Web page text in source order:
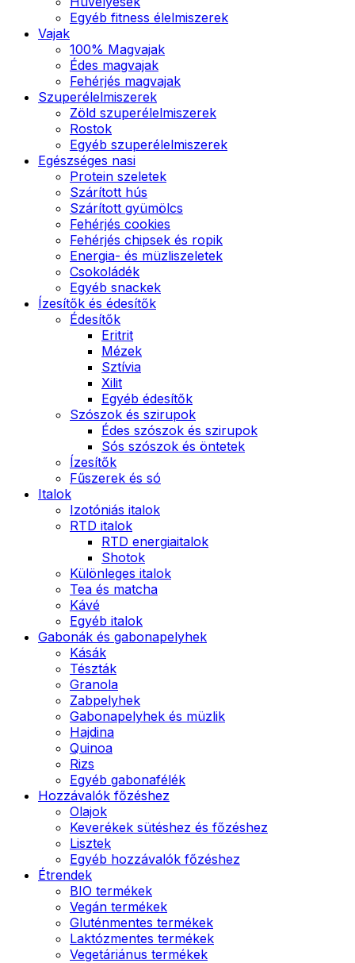
Egyéb fitness élelmiszerek
Vajak
100% Magvajak
Édes magvajak
Fehérjés magvajak
Szuperélelmiszerek
Zöld szuperélelmiszerek
Rostok
Egyéb szuperélelmiszerek
Egészséges nasi
Protein szeletek
Szárított hús
Szárított gyümölcs
Fehérjés cookies
Fehérjés chipsek és ropik
Energia- és müzliszeletek
Csokoládék
Egyéb snackek
Ízesítők és édesítők
Édesítők
Eritrit
Mézek
Sztívia
Xilit
Egyéb édesítők
Szószok és szirupok
Édes szószok és szirupok
Sós szószok és öntetek
Ízesítők
Fűszerek és só
Italok
Izotóniás italok
RTD italok
RTD energiaitalok
Shotok
Különleges italok
Tea és matcha
Kávé
Egyéb italok
Gabonák és gabonapelyhek
Kásák
Tészták
Granola
Zabpelyhek
Gabonapelyhek és müzlik
Hajdina
Quinoa
Rizs
Egyéb gabonafélék
Hozzávalók főzéshez
Olajok
Keverékek sütéshez és főzéshez
Lisztek
Egyéb hozzávalók főzéshez
Étrendek
BIO termékek
Vegán termékek
Gluténmentes termékek
Laktózmentes termékek
Vegetáriánus termékek